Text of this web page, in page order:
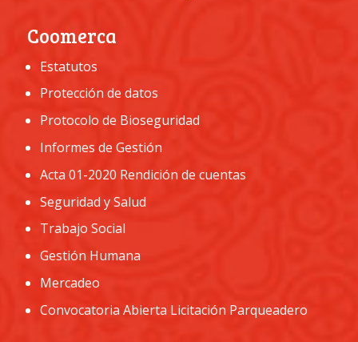
Coomerca
Estatutos
Protección de datos
Protocolo de Bioseguridad
Informes de Gestión
Acta 01-2020 Rendición de cuentas
Seguridad y Salud
Trabajo Social
Gestión Humana
Mercadeo
Convocatoria Abierta Licitación Parqueadero